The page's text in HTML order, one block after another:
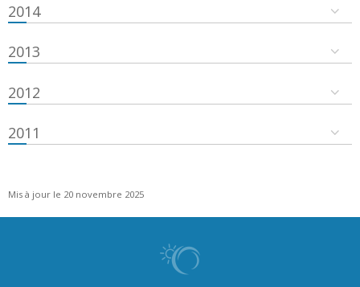
2014
2013
2012
2011
Mis à jour le 20 novembre 2025